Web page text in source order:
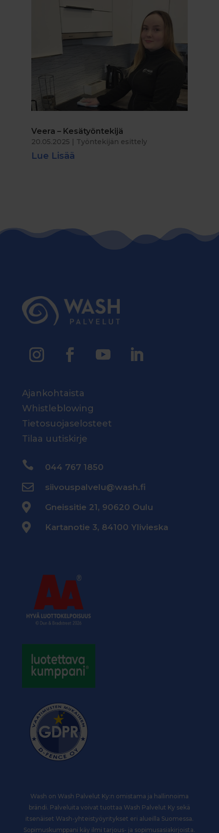
Veera – Kesätyöntekijä
20.05.2025 Työntekijän esittely
Lue Lisää
Ajankohtaista
Whistleblowing
Tietosuojaselosteet
Tilaa uutiskirje
 044 767 1850
 siivouspalvelu@wash.fi
 Gneissitie 21, 90620 Oulu
 Kartanotie 3, 84100 Ylivieska
Wash on Wash Palvelut Ky:n omistama ja hallinnoima
brändi. Palveluita voivat tuottaa Wash Palvelut Ky sekä
itsenäiset Wash-yhteistyöyritykset eri alueilla Suomessa.
Sopimuskumppani käy ilmi tarjous- ja sopimusasiakirjoista.